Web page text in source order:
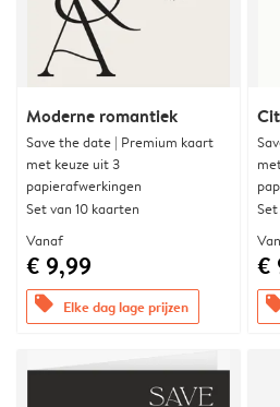
Moderne romantiek
Save the date | Premium kaart
met keuze uit 3
papierafwerkingen
Set van 10 kaarten
Vanaf
€ 9,99
offers Elke dag lage prijzen
€